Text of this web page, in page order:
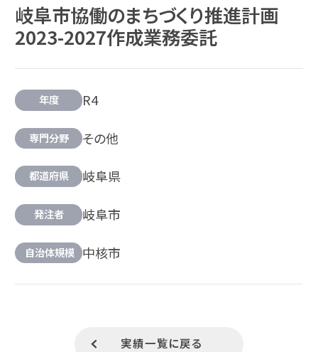
岐阜市協働のまちづくり推進計画
2023-2027作成業務委託
年度 R4
専門分野 その他
都道府県 岐阜県
発注者 岐阜市
自治体規模 中核市
実績一覧に戻る